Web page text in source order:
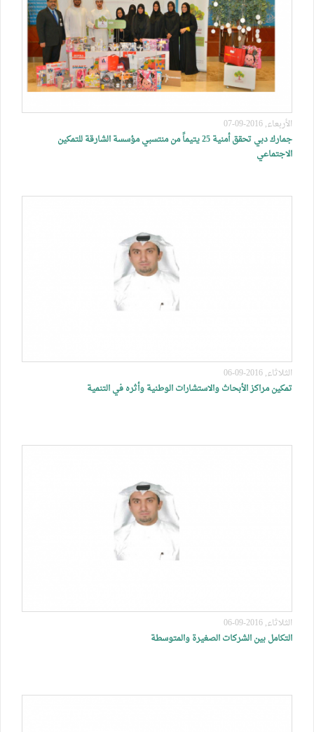
الأربعاء, 2016-09-07
جمارك دبي تحقق أمنية 25 يتيماً من منتسبي مؤسسة الشارقة للتمكين
الاجتماعي
الثلاثاء, 2016-09-06
تمكين مراكز الأبحاث والاستشارات الوطنية وأثره في التنمية
الثلاثاء, 2016-09-06
التكامل بين الشركات الصغيرة والمتوسطة